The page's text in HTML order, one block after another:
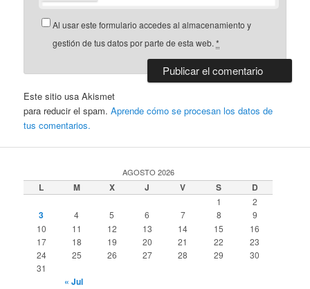
Al usar este formulario accedes al almacenamiento y
gestión de tus datos por parte de esta web.*
Este sitio usa Akismet
para reducir el spam.Aprende cómo se procesan los datos de
tus comentarios.
AGOSTO 2026
L M X J V S D
1 2
3 4 5 6 7 8
9
10
11 12 13 14 15
16
17
18 19 20 21 22
23
24
25 26 27 28 29
30
31
« Jul